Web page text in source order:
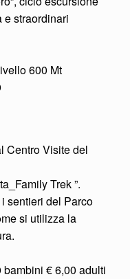
e straordinari
600 Mt
Centro Visite del
Trek ”.
sentieri del Parco
si utilizza la
€ 6,00 adulti